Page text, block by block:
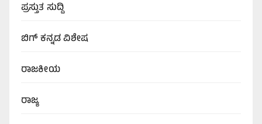
ಪ್ರಸ್ತುತ ಸುದ್ದಿ
ಬಿಗ್‌ ಕನ್ನಡ ವಿಶೇಷ
ರಾಜಕೀಯ
ರಾಜ್ಯ